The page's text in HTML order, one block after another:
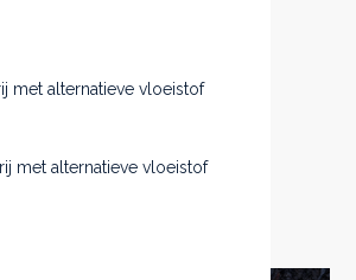
met alternatieve vloeistof
met alternatieve vloeistof